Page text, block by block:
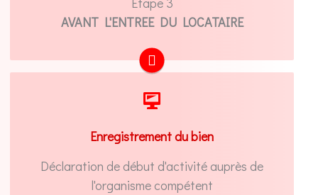
AVANT L'ENTREE DU LOCATAIRE
Enregistrement du bien
Déclaration de début d'activité auprès de
l'organisme compétent
Occupez-vous d'enregistrer votre activité
votre expert-comptable !
NOUS MANDATER